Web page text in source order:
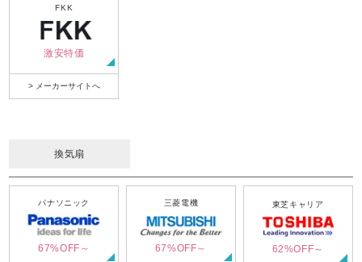
FKK
激安特価
> メーカーサイトへ
換気扇
パナソニック
67%OFF～
三菱電機
67%OFF～
東芝キャリア
62%OFF～